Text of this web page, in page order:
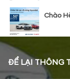
Chào
ĐỂ LẠI THÔNG